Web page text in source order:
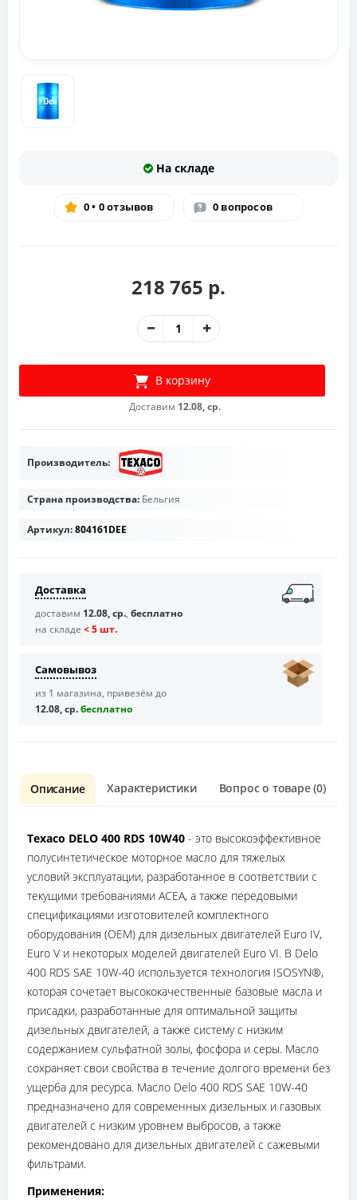
На складе
0 • 0 отзывов 0 вопросов
218 765 р.
В корзину
Доставим 12.08, ср.
Производитель:
Страна производства: Бельгия
Артикул:804161DEE
Доставка
доставим 12.08, ср., бесплатно
на складе < 5 шт.
Самовывоз
из 1 магазина, привезём до
12.08, ср.бесплaтно
Описание Характеристики Вопрос о товаре (0)
Texaco DELO 400 RDS 10W40 - это высокоэффективное
полусинтетическое моторное масло для тяжелых
условий эксплуатации, разработанное в соответствии с
текущими требованиями ACEA, а также передовыми
спецификациями изготовителей комплектного
оборудования (OEM) для дизельных двигателей Euro IV,
Euro V и некоторых моделей двигателей Euro VI. В Delo
400 RDS SAE 10W-40 используется технология ISOSYN®,
которая сочетает высококачественные базовые масла и
присадки, разработанные для оптимальной защиты
дизельных двигателей, а также систему с низким
содержанием сульфатной золы, фосфора и серы. Масло
сохраняет свои свойства в течение долгого времени без
ущерба для ресурса. Масло Delo 400 RDS SAE 10W-40
предназначено для современных дизельных и газовых
двигателей с низким уровнем выбросов, а также
рекомендовано для дизельных двигателей с сажевыми
фильтрами.
Применения: